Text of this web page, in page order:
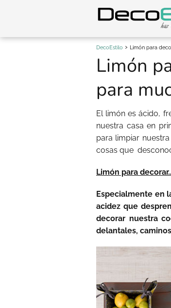
DecoEstilo Limón para
Limón
para
El limón es ácido,
nuestra casa en
para limpiar
cosas que
Limón para
Especialmente en
acidez que
decorar nuestra
delantales,